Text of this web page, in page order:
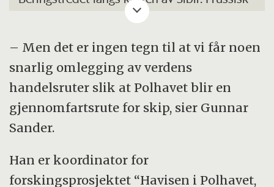
lovgivning kalles strekningen øst for
Karaporten for den nordlige sjørute. Den
henger sammen med et transportsystem
opp elvene Ob, Jenisej og Lena, som
forbinder kysten med den trans-sibirske
jernbanen.
Ruta går gjennom flere streder, noen av dem
ikke dypere enn 10-15 meter. Russerne har
– Men det er ingen tegn til at vi får noen
snarlig omlegging av verdens
handelsruter slik at Polhavet blir en
gjennomfartsrute for skip, sier Gunnar
Sander.
Han er koordinator for
forskingsprosjektet “Havisen i Polhavet,